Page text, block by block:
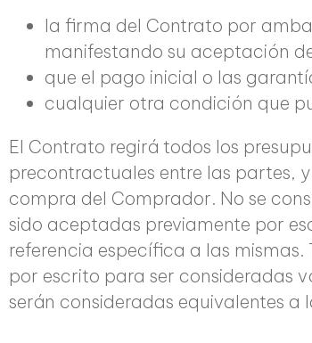
la firma del Contrato por
manifestando su aceptación
que el pago inicial o las
cualquier otra condición que
El Contrato regirá todos los
precontractuales entre las partes,
compra del Comprador. No se
sido aceptadas previamente por
referencia específica a las
por escrito para ser consideradas
serán consideradas equivalentes